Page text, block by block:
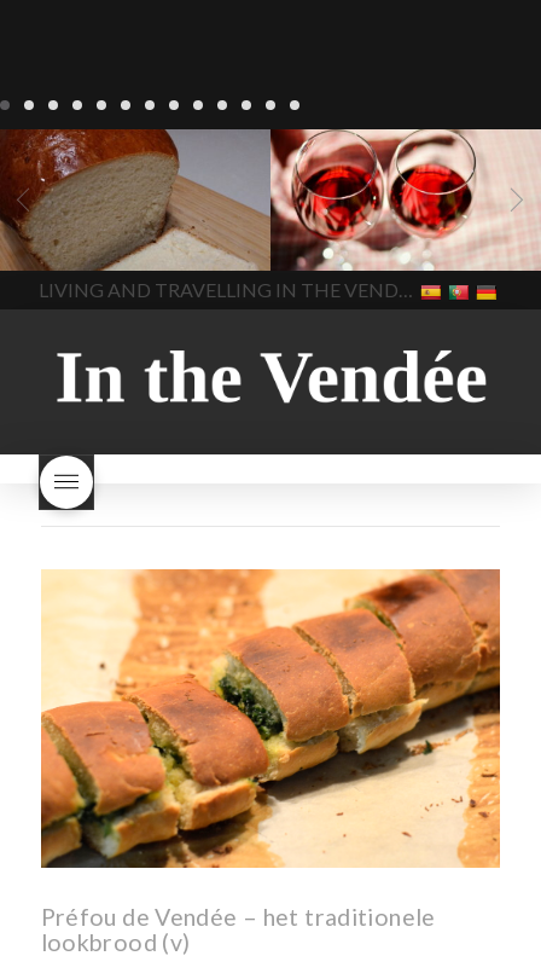
Recepten Wonen
baken in
Frankrijk bakken in de
Vendee
brood bakken
brood met gist gist brood
het beste brood hoe moet
ik brood bakken is melk
brood gezond is melkbrood
gezond mama's brood melk
brood melk brood en
wat is melkbrood
zijn melk
brood en brioche hetzelfde
brood
In The Vendee
Blog Wonen beaujolais
2022 Beaujolais Nouveau
2022 De wijnmakers laten
de druiventrossen gisten in
een anaërobe donderdag
17 november 2022 is
beaujolais dag hoe lang is
Beaujolais Nouveau
houdbaar hoeveel flessen
verkocht
is Beaujolais
Nouveau een fruitige wijn
kooldioxiderijke omgeving.
Nouveau naar? wat is
wanneer is beaujolais dag
wanneer is beaujolais
nouveau dag Wat is de dag
van Beaujolais Nouveau
wat
is de traditie rond beaujolais
nouveau wat maakt
Beaujolais Nouveau zo
speciaal wat zijn tannines
witte beaujolais nouveau
In The Vendee
Préfou de Vendée – het traditionele
lookbrood (v)